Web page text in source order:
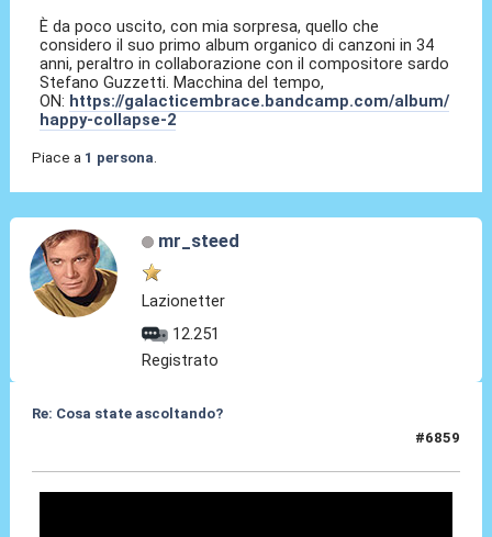
È da poco uscito, con mia sorpresa, quello che
considero il suo primo album organico di canzoni in 34
anni, peraltro in collaborazione con il compositore sardo
Stefano Guzzetti. Macchina del tempo,
ON: https://galacticembrace.bandcamp.com/album/
happy-collapse-2
Piace a 1 persona
mr_steed
Lazionetter
12.251
Registrato
Re: Cosa state ascoltando?
#6859